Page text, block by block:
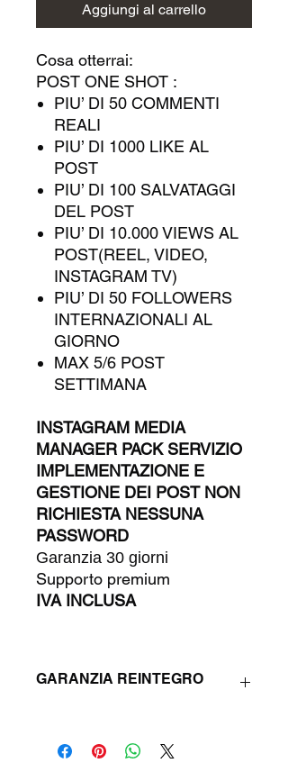
Aggiungi al carrello
Cosa otterrai:
POST ONE SHOT :
PIU’ DI 50 COMMENTI
REALI
PIU’ DI 1000 LIKE AL
POST
PIU’ DI 100 SALVATAGGI
DEL POST
PIU’ DI 10.000 VIEWS AL
POST(REEL, VIDEO,
INSTAGRAM TV)
PIU’ DI 50 FOLLOWERS
INTERNAZIONALI AL
GIORNO
MAX 5/6 POST
SETTIMANA
INSTAGRAM MEDIA
MANAGER PACK SERVIZIO
IMPLEMENTAZIONE E
GESTIONE DEI POST NON
RICHIESTA NESSUNA
PASSWORD
Garanzia 30 giorni
Supporto premium
IVA INCLUSA
GARANZIA REINTEGRO
diminuzione dei Target.